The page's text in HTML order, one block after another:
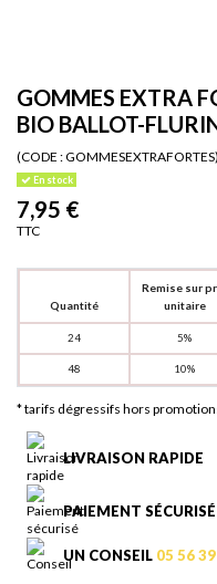
GOMMES EXTRA
BIO BALLOT-
(CODE :GOMMESEXTRAFORTES)
En stock
7,95 €
TTC
Quantité
Remise sur
unitaire
24 5%
48 10%
* tarifs dégressifs hors
LIVRAISON RAPIDE
PAIEMENT SÉCURISÉ
UN CONSEIL 05 56